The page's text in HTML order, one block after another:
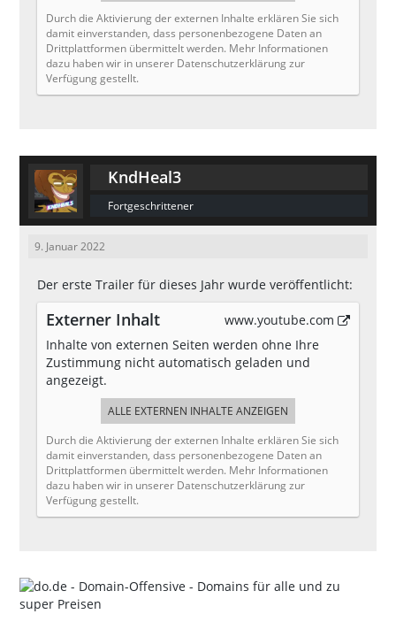
Durch die Aktivierung der externen Inhalte erklären Sie sich
damit einverstanden, dass personenbezogene Daten an
Drittplattformen übermittelt werden. Mehr Informationen
dazu haben wir in unserer Datenschutzerklärung zur
Verfügung gestellt.
KndHeal3
Fortgeschrittener
9. Januar 2022
Der erste Trailer für dieses Jahr wurde veröffentlicht:
Externer Inhalt
www.youtube.com
Inhalte von externen Seiten werden ohne Ihre
Zustimmung nicht automatisch geladen und
angezeigt.
ALLE EXTERNEN INHALTE ANZEIGEN
Durch die Aktivierung der externen Inhalte erklären Sie sich
damit einverstanden, dass personenbezogene Daten an
Drittplattformen übermittelt werden. Mehr Informationen
dazu haben wir in unserer Datenschutzerklärung zur
Verfügung gestellt.